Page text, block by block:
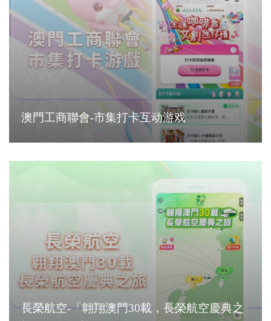
澳門工商聯會-市集打卡互动游戏
長榮航空-「翺翔澳門30載，長榮航空慶典之